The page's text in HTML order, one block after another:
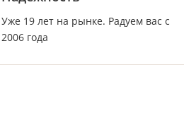
Уже 19 лет на рынке. Радуем вас с
2006 года